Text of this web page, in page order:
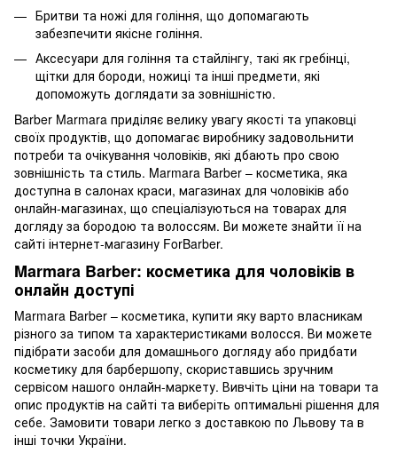
Бритви та ножі для гоління, що допомагають
забезпечити якісне гоління.
Аксесуари для гоління та стайлінгу, такі як гребінці,
щітки для бороди, ножиці та інші предмети, які
допоможуть доглядати за зовнішністю.
Barber Marmara приділяє велику увагу якості та упаковці
своїх продуктів, що допомагає виробнику задовольнити
потреби та очікування чоловіків, які дбають про свою
зовнішність та стиль. Marmara Barber – косметика, яка
доступна в салонах краси, магазинах для чоловіків або
онлайн-магазинах, що спеціалізуються на товарах для
догляду за бородою та волоссям. Ви можете знайти її на
сайті інтернет-магазину ForBarber.
Marmara Barber: косметика для чоловіків в
онлайн доступі
Marmara Barber – косметика, купити яку варто власникам
різного за типом та характеристиками волосся. Ви можете
підібрати засоби для домашнього догляду або придбати
косметику для барбершопу, скориставшись зручним
сервісом нашого онлайн-маркету. Вивчіть ціни на товари та
опис продуктів на сайті та виберіть оптимальні рішення для
себе. Замовити товари легко з доставкою по Львову та в
інші точки України.